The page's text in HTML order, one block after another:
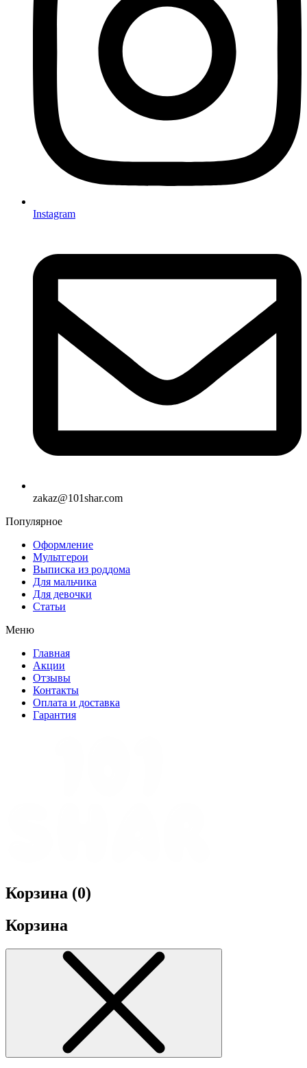
Instagram
zakaz@101shar.com
Популярное
Оформление
Мультгерои
Выписка из роддома
Для мальчика
Для девочки
Статьи
Меню
Главная
Акции
Отзывы
Контакты
Оплата и доставка
Гарантия
Корзина (0)
Корзина